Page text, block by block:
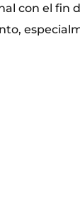
con el fin